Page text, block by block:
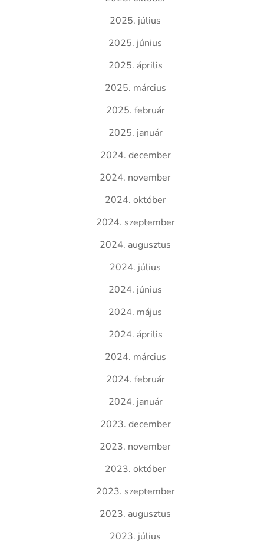
2025. július
2025. június
2025. április
2025. március
2025. február
2025. január
2024. december
2024. november
2024. október
2024. szeptember
2024. augusztus
2024. július
2024. június
2024. május
2024. április
2024. március
2024. február
2024. január
2023. december
2023. november
2023. október
2023. szeptember
2023. augusztus
2023. július